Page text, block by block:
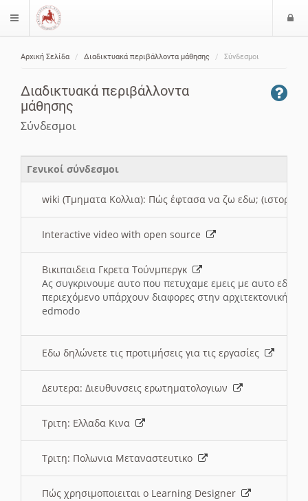
$langMenu
Αρχική Σελίδα Διαδικτυακά περιβάλλοντα μάθησης Σύνδεσμοι
Διαδικτυακά περιβάλλοντα
μάθησης
Σύνδεσμοι
Γενικοί σύνδεσμοι
wiki (Τμηματα Κολλια): Πώς έφτασα να ζω εδω; (ιστορια)
Interactive video with open source
Βικιπαιδεια Γκρετα Τούνμπεργκ
Ας συγκρινουμε αυτο που πετυχαμε εμεις με αυτο εδω
περιεχόμενο υπάρχουν διαφορες στην αρχιτεκτονική
edmodo
Εδω δηλώνετε τις προτιμήσεις για τις εργασίες
Δευτερα: Διευθυνσεις ερωτηματολογιων
Τριτη: Ελλαδα Κινα
Τριτη: Πολωνια Μεταναστευτικο
Πώς χρησιμοποιειται ο Learning Designer